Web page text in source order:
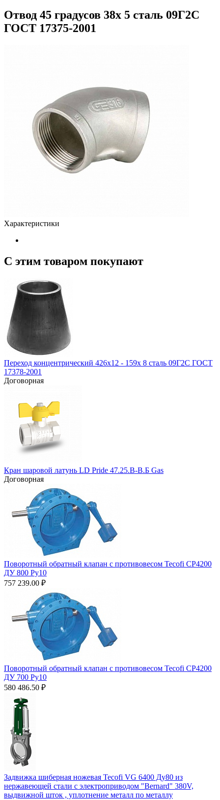
Отвод 45 градусов 38х 5 сталь 09Г2С
ГОСТ 17375-2001
Характеристики
С этим товаром покупают
Переход концентрический 426х12 - 159х 8 сталь 09Г2С ГОСТ
17378-2001
Договорная
Кран шаровой латунь LD Pride 47.25.В-В.Б Gas
Договорная
Поворотный обратный клапан с противовесом Tecofi CP4200
ДУ 800 Ру10
757 239.00 ₽
Поворотный обратный клапан с противовесом Tecofi CP4200
ДУ 700 Ру10
580 486.50 ₽
Задвижка шиберная ножевая Tecofi VG 6400 Ду80 из
нержавеющей стали с электроприводом "Bernard" 380V,
выдвижной шток , уплотнение металл по металлу